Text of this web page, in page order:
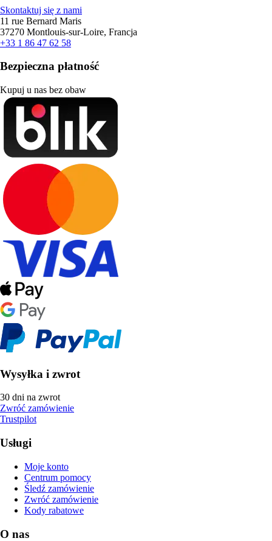
Skontaktuj się z nami
11 rue Bernard Maris
37270 Montlouis-sur-Loire, Francja
+33 1 86 47 62 58
Bezpieczna płatność
Kupuj u nas bez obaw
Wysyłka i zwrot
30 dni na zwrot
Zwróć zamówienie
Trustpilot
Usługi
Moje konto
Centrum pomocy
Śledź zamówienie
Zwróć zamówienie
Kody rabatowe
O nas